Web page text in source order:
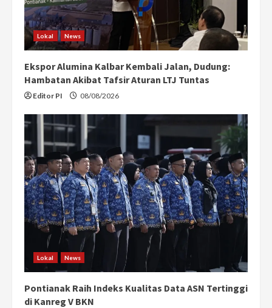
Lokal News
Ekspor Alumina Kalbar Kembali Jalan, Dudung:
Hambatan Akibat Tafsir Aturan LTJ Tuntas
Editor PI 08/08/2026
Lokal News
Pontianak Raih Indeks Kualitas Data ASN Tertinggi
di Kanreg V BKN